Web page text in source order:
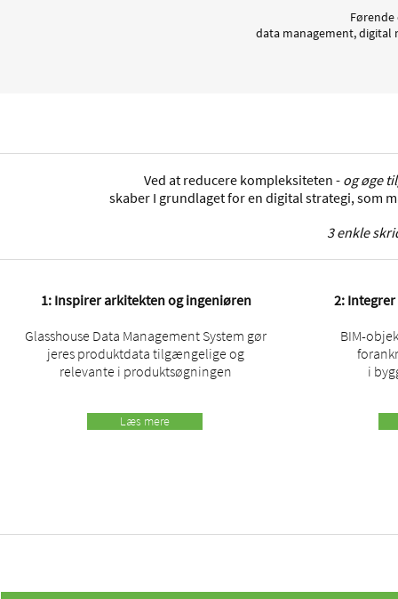
data management, digital
Ved at reducere kompleksiteten - og øge
skaber I grundlaget for en digital strategi, som
3 enkle
1: Inspirer arkitekten og ingeniøren
Glasshouse Data Management System gør
jeres produktdata tilgængelige og
relevante i produktsøgningen
Læs mere
2:
BIM-
i